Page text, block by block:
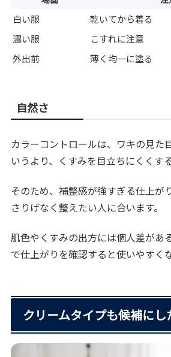
白い服
乾いてから着る
濃い服
こすれに注意
外出前
薄く均一に塗る
自然さ
カラーコントロールは、ワキの見た
いうより、くすみを目立ちにくくす
そのため、補整感が強すぎる仕上が
さりげなく整えたい人に合います。
肌色やくすみの出方には個人差があ
で仕上がりを確認すると使いやすく
クリームタイプも候補にし